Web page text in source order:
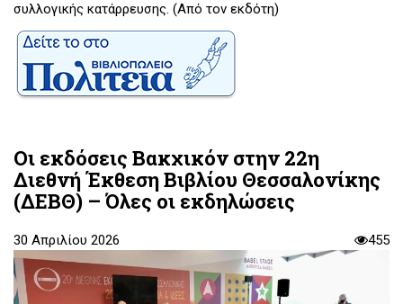
συλλογικής κατάρρευσης. (Από τον εκδότη)
Οι εκδόσεις Βακχικόν στην 22η
Διεθνή Έκθεση Βιβλίου Θεσσαλονίκης
(ΔΕΒΘ) – Όλες οι εκδηλώσεις
30 Απριλίου 2026 455